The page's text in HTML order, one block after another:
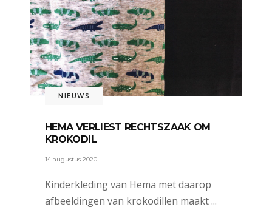
NIEUWS
HEMA VERLIEST RECHTSZAAK OM
KROKODIL
14 augustus 2020
Kinderkleding van Hema met daarop
afbeeldingen van krokodillen maakt